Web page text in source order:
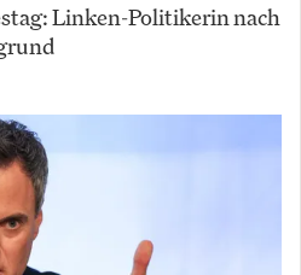
Linken-Politikerin nach